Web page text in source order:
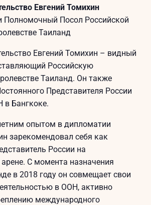
Евгений Томихин
Полномочный Посол Российской
Таиланд
Евгений Томихин – видный
Российскую
Таиланд. Он также
Представителя России
Бангкоке.
опытом в дипломатии
зарекомендовал себя как
России на
С момента назначения
в 2018 году он совмещает свои
в ООН, активно
международного